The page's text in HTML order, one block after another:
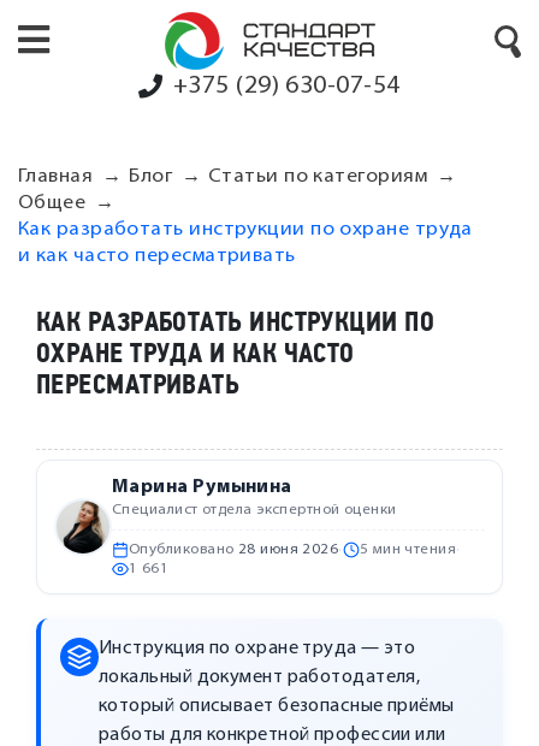
+375 (29) 630-07-54
Главная Блог
Статьи по категориям
Общее
Как разработать инструкции по охране труда
и как часто пересматривать
КАК РАЗРАБОТАТЬ ИНСТРУКЦИИ ПО
ОХРАНЕ ТРУДА И КАК ЧАСТО
ПЕРЕСМАТРИВАТЬ
Марина Румынина
Специалист отдела экспертной оценки
Опубликовано 28 июня 2026· 5 мин чтения·
1 661
Инструкция по охране труда — это
локальный документ работодателя,
который описывает безопасные приёмы
работы для конкретной профессии или